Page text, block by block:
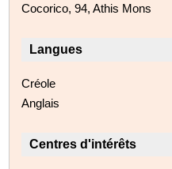
Cocorico, 94, Athis Mons
Langues
Créole
Anglais
Centres d'intérêts